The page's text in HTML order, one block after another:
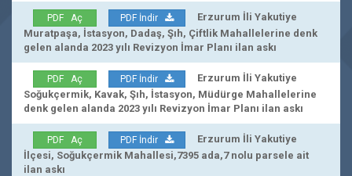
PDF Aç PDF İndir
Erzurum İli Yakutiye
Muratpaşa, İstasyon, Dadaş, Şıh, Çiftlik Mahallelerine denk
gelen alanda 2023 yılı Revizyon İmar Planı ilan askı
PDF Aç PDF İndir
Erzurum İli Yakutiye
Soğukçermik, Kavak, Şıh, İstasyon, Müdürge Mahallelerine
denk gelen alanda 2023 yılı Revizyon İmar Planı ilan askı
PDF Aç PDF İndir
Erzurum İli Yakutiye
İlçesi, Soğukçermik Mahallesi,7395 ada,7 nolu parsele ait
ilan askı